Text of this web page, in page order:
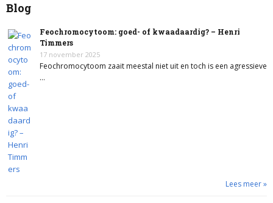
Blog
Feochromocytoom: goed- of kwaadaardig? – Henri
Timmers
17 november 2025
Feochromocytoom zaait meestal niet uit en toch is een agressieve
…
Lees meer »